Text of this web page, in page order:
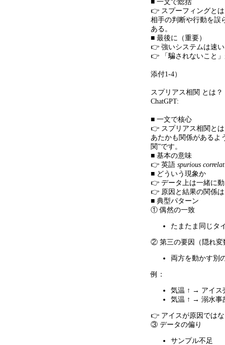
■ 一文で総括
👉 スプーフィングと
相手の判断や行動を誤
ある。
■ 最後に（重要）
👉 強いシステムは速
👉 「騙されないこと
添付1-4）
スプリアス相関 とは？
ChatGPT:
■ 一文で核心
👉 スプリアス相関と
あたかも関係があるよ
関”です。
■ 基本の意味
👉 英語 spurious
■ どういう現象か
👉 データ上は一緒に
👉 原因と結果の関係
■ 典型パターン
① 偶然の一致
たまたま同じタ
② 第三の要因（隠れ変
両方を動かす別
例：
気温 ↑ → アイス
気温 ↑ → 溺水事
👉 アイスが原因では
③ データの偏り
サンプル不足